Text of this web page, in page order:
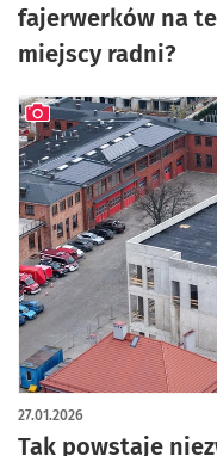
fajerwerków na
miejscy radni?
Tak powstaje
27.01.2026
artykuł z galerią zdjęć